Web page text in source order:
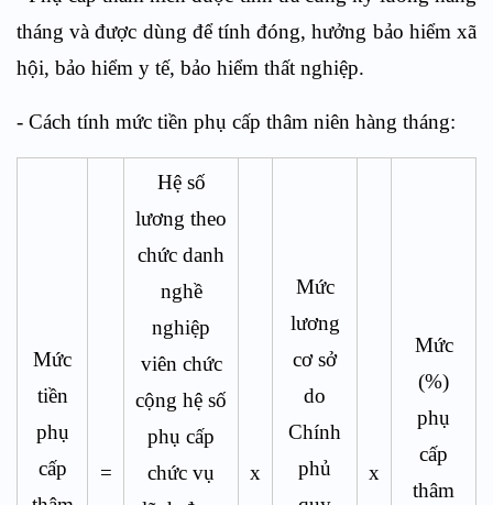
tháng và được dùng để tính đóng, hưởng bảo hiểm xã
hội, bảo hiểm y tế, bảo hiểm thất nghiệp.
- Cách tính mức tiền phụ cấp thâm niên hàng tháng:
Mức
tiền
phụ
cấp
=
Hệ số
lương theo
chức danh
nghề
nghiệp
viên chức
cộng hệ số
phụ cấp
chức vụ
x
Mức
lương
cơ sở
do
Chính
phủ
x
Mức
(%)
phụ
cấp
thâm